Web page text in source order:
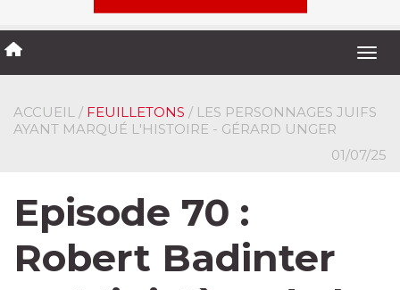
ACCUEIL / FEUILLETONS / LES PERSONNAGES JUIFS
AYANT MARQUÉ L'HISTOIRE - GÉRARD UNGER
01/07/25
Episode 70 :
Robert Badinter